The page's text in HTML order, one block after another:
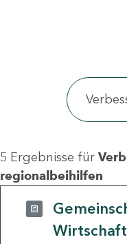
5 Ergebnisse für
regionalbeihilfen